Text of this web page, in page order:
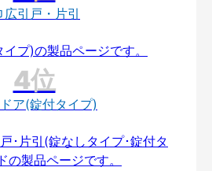
広引戸・片引
ア(錠付タイプ)